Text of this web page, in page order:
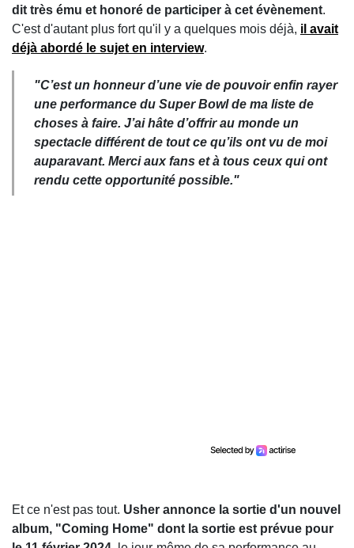
dit très ému et honoré de participer à cet évènement.
C'est d'autant plus fort qu'il y a quelques mois déjà, il avait
déjà abordé le sujet en interview.
"C’est un honneur d’une vie de pouvoir enfin rayer
une performance du Super Bowl de ma liste de
choses à faire. J’ai hâte d’offrir au monde un
spectacle différent de tout ce qu’ils ont vu de moi
auparavant. Merci aux fans et à tous ceux qui ont
rendu cette opportunité possible."
Et ce n'est pas tout. Usher annonce la sortie d'un nouvel
album, "Coming Home" dont la sortie est prévue pour